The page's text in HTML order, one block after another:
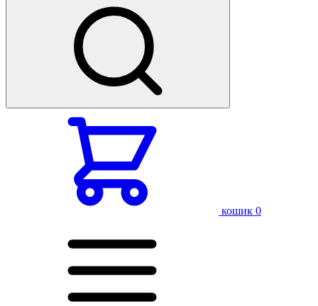
кошик 0